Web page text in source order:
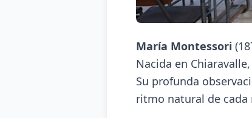
María Montessori
Nacida en
Su profunda
ritmo natural de cada